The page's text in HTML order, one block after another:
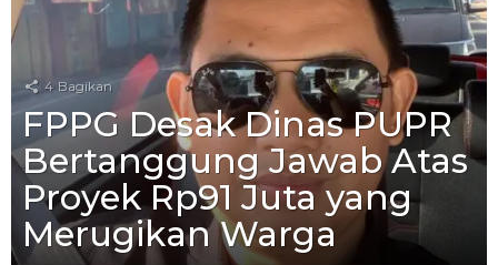
4 Bagikan
FPPG Desak Dinas PUPR
Bertanggung Jawab Atas
Proyek Rp91 Juta yang
Merugikan Warga